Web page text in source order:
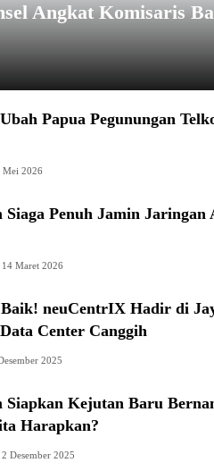
Angkat Komisaris
Papua Pegunungan
Mei 2026
Siaga Penuh Jamin
14 Maret 2026
neuCentrIX Hadir di
Center Canggih
2025
Siapkan Kejutan Baru
Harapkan?
2 Desember 2025